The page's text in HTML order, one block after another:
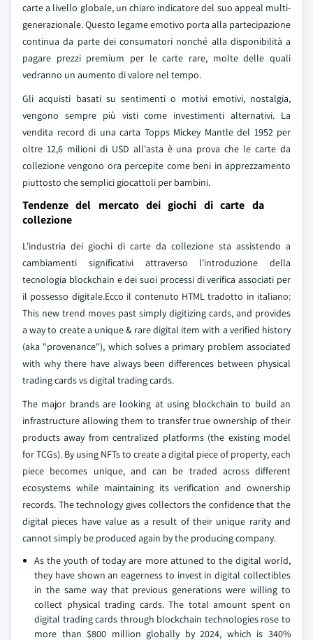
carte a livello globale, un chiaro indicatore del suo appeal multi-
generazionale. Questo legame emotivo porta alla partecipazione
continua da parte dei consumatori nonché alla disponibilità a
pagare prezzi premium per le carte rare, molte delle quali
vedranno un aumento di valore nel tempo.
Gli acquisti basati su sentimenti o motivi emotivi, nostalgia,
vengono sempre più visti come investimenti alternativi. La
vendita record di una carta Topps Mickey Mantle del 1952 per
oltre 12,6 milioni di USD all'asta è una prova che le carte da
collezione vengono ora percepite come beni in apprezzamento
piuttosto che semplici giocattoli per bambini.
Tendenze del mercato dei giochi di carte da
collezione
L'industria dei giochi di carte da collezione sta assistendo a
cambiamenti significativi attraverso l'introduzione della
tecnologia blockchain e dei suoi processi di verifica associati per
il possesso digitale.Ecco il contenuto HTML tradotto in italiano:
This new trend moves past simply digitizing cards, and provides
a way to create a unique & rare digital item with a verified history
(aka "provenance"), which solves a primary problem associated
with why there have always been differences between physical
trading cards vs digital trading cards.
The major brands are looking at using blockchain to build an
infrastructure allowing them to transfer true ownership of their
products away from centralized platforms (the existing model
for TCGs). By using NFTs to create a digital piece of property, each
piece becomes unique, and can be traded across different
ecosystems while maintaining its verification and ownership
records. The technology gives collectors the confidence that the
digital pieces have value as a result of their unique rarity and
cannot simply be produced again by the producing company.
As the youth of today are more attuned to the digital world,
they have shown an eagerness to invest in digital collectibles
in the same way that previous generations were willing to
collect physical trading cards. The total amount spent on
digital trading cards through blockchain technologies rose to
more than $800 million globally by 2024, which is 340%